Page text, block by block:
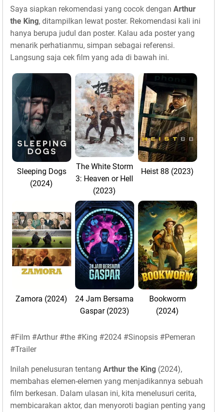
Saya siapkan rekomendasi yang cocok dengan Arthur
the King, ditampilkan lewat poster. Rekomendasi kali ini
hanya berupa judul dan poster. Kalau ada poster yang
menarik perhatianmu, simpan sebagai referensi.
Langsung saja cek film yang ada di bawah ini.
Sleeping Dogs
(2024)
The White Storm
3: Heaven or Hell
(2023)
Heist 88 (2023)
Zamora (2024)
24 Jam Bersama
Gaspar (2023)
Bookworm
(2024)
#Film #Arthur #the #King #2024 #Sinopsis #Pemeran
#Trailer
Inilah penelusuran tentang Arthur the King (2024),
membahas elemen-elemen yang menjadikannya sebuah
film berkesan. Dalam ulasan ini, kita menelusuri cerita,
membicarakan aktor, dan menyoroti bagian penting yang